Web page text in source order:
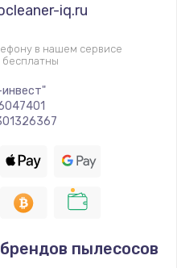
iq.ru
в нашем сервисе
пылесосов